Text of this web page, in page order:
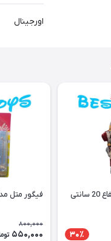
اورجینال
عروسک بابانوئل ارتفاع 20 سانتی
30٪
فیگور متل
800,000
550,000